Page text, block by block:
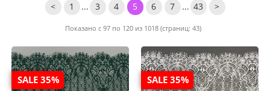
< 1 ... 3 4 5 6 7 ... 43 >
Показано с 97 по 120 из 1018 (страниц: 43)
SALE 35% SALE 35%